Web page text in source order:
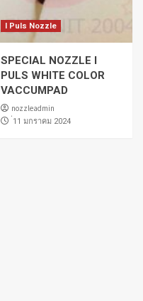
I Puls Nozzle
SPECIAL NOZZLE I
PULS WHITE COLOR
VACCUMPAD
nozzleadmin
่11 มกราคม 2024